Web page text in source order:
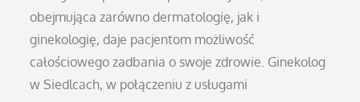
obejmująca zarówno dermatologię, jak i
ginekologię, daje pacjentom możliwość
całościowego zadbania o swoje zdrowie. Ginekolog
w Siedlcach, w połączeniu z usługami